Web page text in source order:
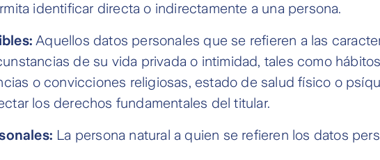
identificar directa o indirectamente a una persona.
Aquellos datos personales que se refieren a las
de su vida privada o intimidad, tales como
o convicciones religiosas, estado de salud físico o
los derechos fundamentales del titular.
La persona natural a quien se refieren los datos